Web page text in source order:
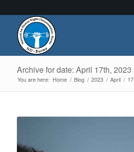
Archive for date: April 17th, 2023
You are here: Home / Blog / 2023 / April / 17